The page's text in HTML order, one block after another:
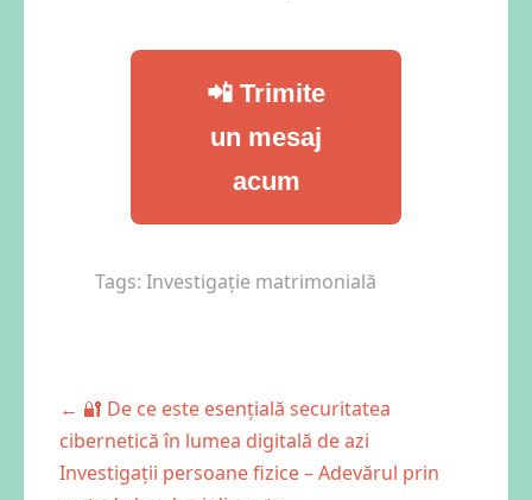
📲 Trimite
un mesaj
acum
Tags: Investigație matrimonială
← 🔐 De ce este esențială securitatea
cibernetică în lumea digitală de azi
Investigații persoane fizice – Adevărul prin